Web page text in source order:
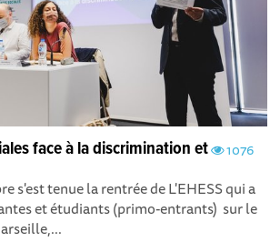
1076
face à la discrimination et
s'est tenue la rentrée de L'EHESS qui a
et étudiants (primo-entrants) sur le